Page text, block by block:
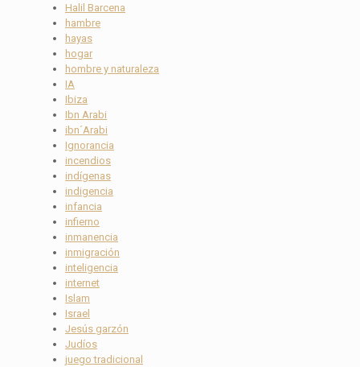
Halil Barcena
hambre
hayas
hogar
hombre y naturaleza
IA
Ibiza
Ibn Arabi
ibn´Arabi
Ignorancia
incendios
indígenas
indigencia
infancia
infierno
inmanencia
inmigración
inteligencia
internet
Islam
Israel
Jesús garzón
Judíos
juego tradicional